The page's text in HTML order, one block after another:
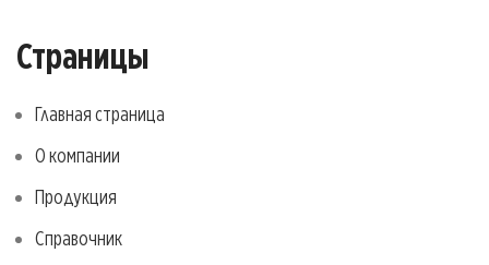
Страницы
Главная страница
О компании
Продукция
Справочник